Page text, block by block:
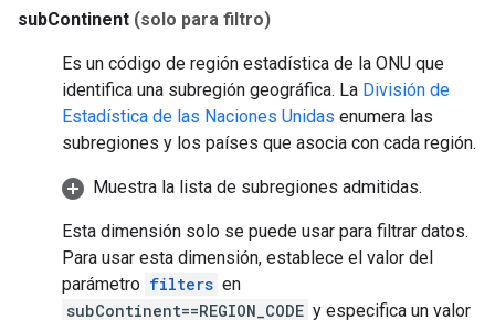
subContinent (solo para filtro)
Es un código de región estadística de la ONU que
identifica una subregión geográfica. La División de
Estadística de las Naciones Unidas enumera las
subregiones y los países que asocia con cada región.
Muestra la lista de subregiones admitidas.
Esta dimensión solo se puede usar para filtrar datos.
Para usar esta dimensión, establece el valor del
parámetro filters en
subContinent==REGION_CODE y especifica un valor